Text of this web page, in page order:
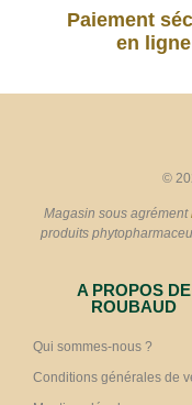
Paiement
en ligne
©
Magasin sous agrément
produits
A PROPOS DE
ROUBAUD
Qui sommes-nous ?
Conditions générales de